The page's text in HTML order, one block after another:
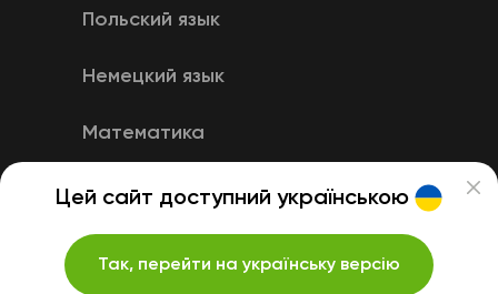
Польский язык
Немецкий язык
Математика
Английский язык
Цей сайт доступний українською
Так, перейти на українську версію